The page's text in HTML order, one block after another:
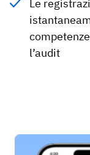
Le
l’audit